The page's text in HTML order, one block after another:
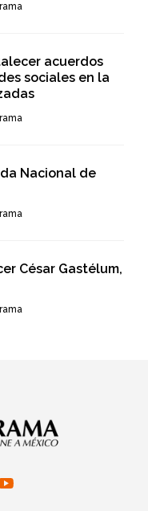
acuerdos
sociales en la
Nacional de
César Gastélum,